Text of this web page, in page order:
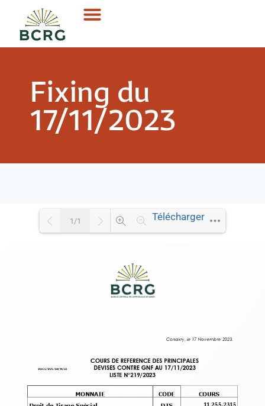
Fixing du
17/11/2023
1/1 Télécharger